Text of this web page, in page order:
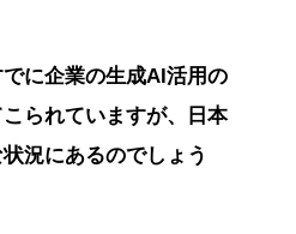
に企業の生成AI活用の
られていますが、日本
況にあるのでしょう